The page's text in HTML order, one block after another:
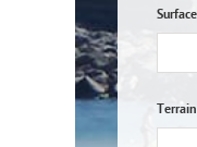
Terrain